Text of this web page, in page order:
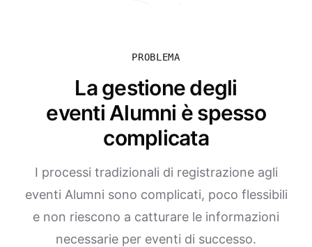
PROBLEMA
La gestione degli
eventi Alumni è spesso
complicata
I processi tradizionali di registrazione agli
eventi Alumni sono complicati, poco flessibili
e non riescono a catturare le informazioni
necessarie per eventi di successo.